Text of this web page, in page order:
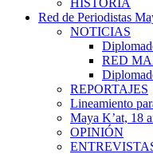
HISTORIA
Red de Periodistas
NOTICIAS
RED
REPORTAJES
Lineamiento
Maya K’at, 18
OPINIÓN